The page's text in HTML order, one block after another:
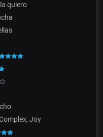
quiero
Joy